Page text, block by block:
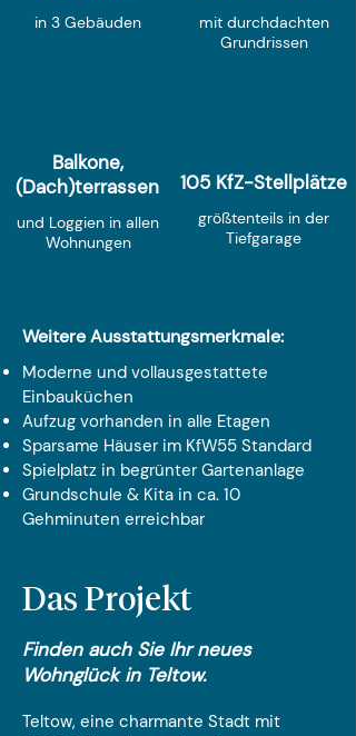
in 3 Gebäuden
Balkone,
(Dach)terrassen
und Loggien in allen
Wohnungen
mit durchdachten
Grundrissen
105 KfZ-Stellplätze
größtenteils in der
Tiefgarage
Weitere Ausstattungsmerkmale:
Moderne und vollausgestattete
Einbauküchen
Aufzug vorhanden in alle Etagen
Sparsame Häuser im KfW55 Standard
Spielplatz in begrünter Gartenanlage
Grundschule & Kita in ca. 10
Gehminuten erreichbar
Das Projekt
Finden auch Sie Ihr neues
Wohnglück in Teltow.
Teltow, eine charmante Stadt mit